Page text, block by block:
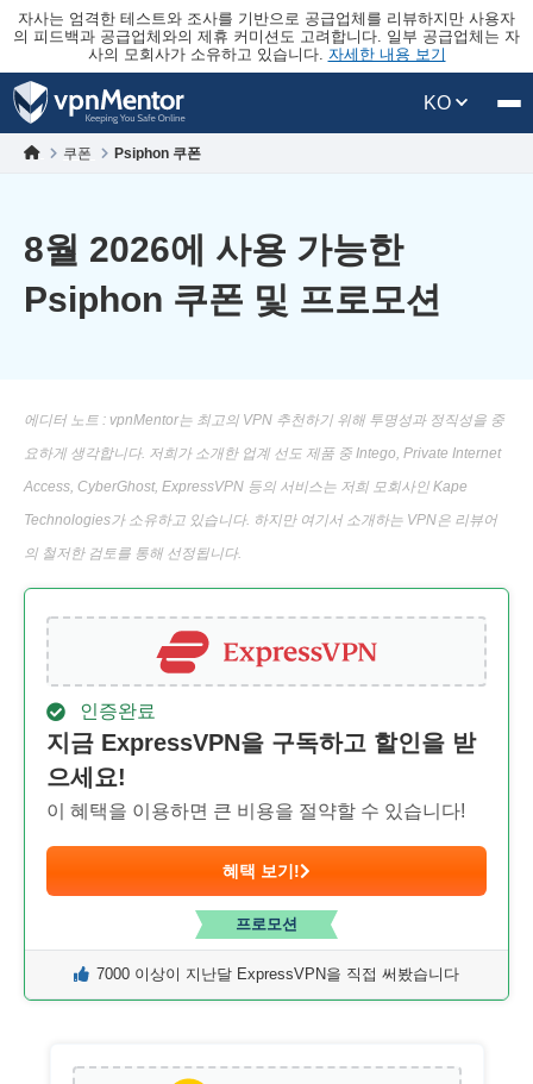
자사는 엄격한 테스트와 조사를 기반으로 공급업체를 리뷰하지만 사용자
의 피드백과 공급업체와의 제휴 커미션도 고려합니다. 일부 공급업체는 자
사의 모회사가 소유하고 있습니다. 자세한 내용 보기
KO
쿠폰 Psiphon 쿠폰
8월 2026에 사용 가능한
Psiphon 쿠폰 및 프로모션
에디터 노트 : vpnMentor는 최고의 VPN 추천하기 위해 투명성과 정직성을 중
요하게 생각합니다. 저희가 소개한 업계 선도 제품 중 Intego, Private Internet
Access, CyberGhost, ExpressVPN 등의 서비스는 저희 모회사인 Kape
Technologies가 소유하고 있습니다. 하지만 여기서 소개하는 VPN은 리뷰어
의 철저한 검토를 통해 선정됩니다.
인증완료
지금 ExpressVPN을 구독하고 할인을 받
으세요!
이 혜택을 이용하면 큰 비용을 절약할 수 있습니다!
혜택 보기!
프로모션
7000 이상이 지난달 ExpressVPN을 직접 써봤습니다